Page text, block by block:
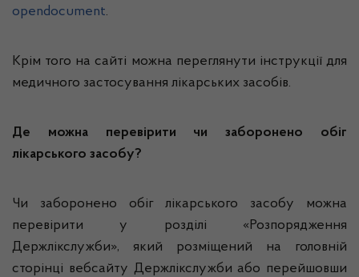
opendocument.
Крім того на сайті можна переглянути інструкції для
медичного застосування лікарських засобів.
Де можна перевірити чи заборонено обіг
лікарського засобу?
Чи заборонено обіг лікарського засобу можна
перевірити у розділі «Розпорядження
Держлікслужби», який розміщений на головній
сторінці вебсайту Держлікслужби або перейшовши